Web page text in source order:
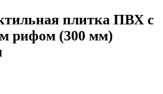
плитка ПВХ с
рифом (300 мм)